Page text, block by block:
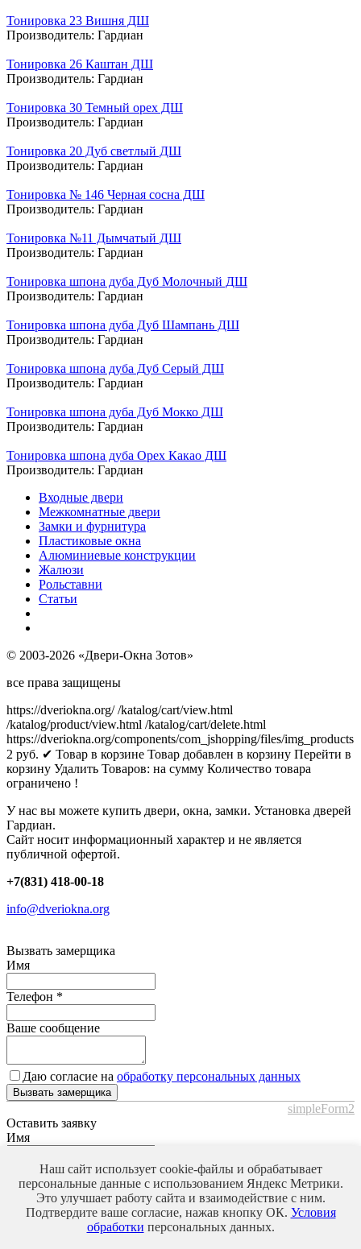
Тонировка 23 Вишня ДШ
Производитель: Гардиан
Тонировка 26 Каштан ДШ
Производитель: Гардиан
Тонировка 30 Темный орех ДШ
Производитель: Гардиан
Тонировка 20 Дуб светлый ДШ
Производитель: Гардиан
Тонировка № 146 Черная сосна ДШ
Производитель: Гардиан
Тонировка №11 Дымчатый ДШ
Производитель: Гардиан
Тонировка шпона дуба Дуб Молочный ДШ
Производитель: Гардиан
Тонировка шпона дуба Дуб Шампань ДШ
Производитель: Гардиан
Тонировка шпона дуба Дуб Серый ДШ
Производитель: Гардиан
Тонировка шпона дуба Дуб Мокко ДШ
Производитель: Гардиан
Тонировка шпона дуба Орех Какао ДШ
Производитель: Гардиан
Входные двери
Межкомнатные двери
Замки и фурнитура
Пластиковые окна
Алюминиевые конструкции
Жалюзи
Рольставни
Статьи
© 2003-2026 «Двери-Окна Зотов»
все права защищены
https://dveriokna.org/ /katalog/cart/view.html
/katalog/product/view.html /katalog/cart/delete.html
https://dveriokna.org/components/com_jshopping/files/img_products
2 руб. ✔ Товар в корзине Товар добавлен в корзину Перейти в
корзину Удалить Товаров: на сумму Количество товара
ограничено !
У нас вы можете купить двери, окна, замки. Установка дверей
Гардиан.
Сайт носит информационный характер и не является
публичной офертой.
+7(831) 418-00-18
info@dveriokna.org
Вызвать замерщика
Имя
Телефон *
Ваше сообщение
Даю согласие на обработку персональных данных
Вызвать замерщика
simpleForm2
Оставить заявку
Имя
Телефон*
Ваше сообщение
Наш сайт использует cookie-файлы и обрабатывает
персональные данные с использованием Яндекс Метрики.
Это улучшает работу сайта и взаимодействие с ним.
Подтвердите ваше согласие, нажав кнопку ОК. Условия
обработки персональных данных.